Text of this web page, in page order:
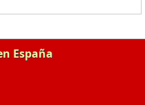
España